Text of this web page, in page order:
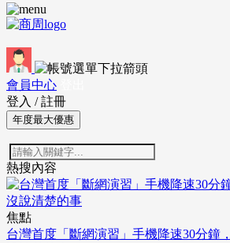
會員中心
登入 / 註冊
年度最大優惠
熱搜內容
焦點
台灣首度「斷網演習」手機降速30分鐘